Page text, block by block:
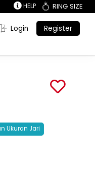
HELP RING SIZE
Login Register
Ukuran Jari